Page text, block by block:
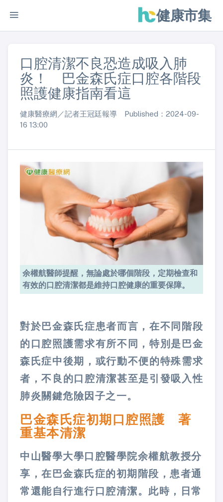
健康市集
口腔清潔不良恐造成吸入肺
炎！ 巴金森氏症口腔各階段
照護健康指南看這
健康醫療網／記者王冠廷報導 Published：2024-09-
16 13:00
余權航醫師提醒，無論處於哪個階段，定期檢查和
有效的口腔清潔都是維持口腔健康的重要保障。
對於巴金森氏症患者而言，在不同階段
的口腔照護需求有所不同，特別是巴金
森氏症中後期，或行動不便的特殊需求
者，不良的口腔清潔甚至是引發吸入性
肺炎關鍵危險因子之一。
巴金森氏症初期口腔照護 著
重基本清潔
中山醫學大學口腔醫學院余權航教授分
享，在巴金森氏症的初期階段，患者通
常還能自行進行口腔清潔。此時，日常